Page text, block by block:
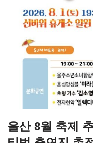
울산 8월 축제